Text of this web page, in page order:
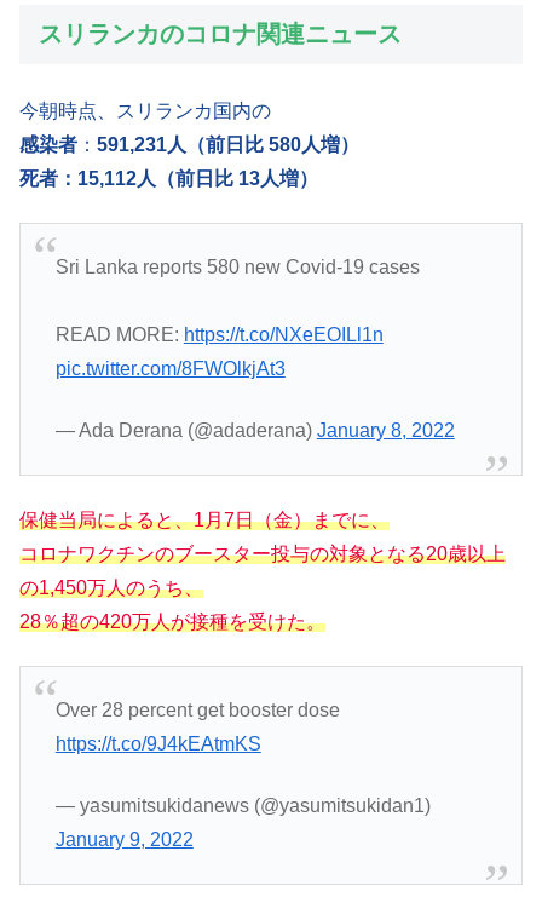
スリランカのコロナ関連ニュース
今朝時点、スリランカ国内の
感染者 ： 591,231人（前日比 580人増）
死者：15,112人（前日比 13人増）
Sri Lanka reports 580 new Covid-19 cases
READ MORE: https://t.co/NXeEOILl1n
pic.twitter.com/8FWOlkjAt3
— Ada Derana (@adaderana) January 8, 2022
保健当局によると、1月7日（金）までに、
コロナワクチンのブースター投与の対象となる20歳以上
の1,450万人のうち、
28％超の420万人が接種を受けた。
Over 28 percent get booster dose
https://t.co/9J4kEAtmKS
— yasumitsukidanews (@yasumitsukidan1)
January 9, 2022